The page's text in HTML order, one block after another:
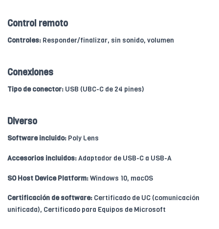
Control remoto
Controles: Responder/finalizar, sin sonido, volumen
Conexiones
Tipo de conector: USB (UBC-C de 24 pines)
Diverso
Software incluido: Poly Lens
Accesorios incluidos:Adaptador de USB-C a USB-A
SO Host Device Platform:Windows 10, macOS
Certificación de software: Certificado de UC (comunicación
unificada), Certificado para Equipos de Microsoft